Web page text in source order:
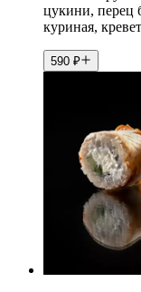
цукини, перец
куриная,
590 ₽